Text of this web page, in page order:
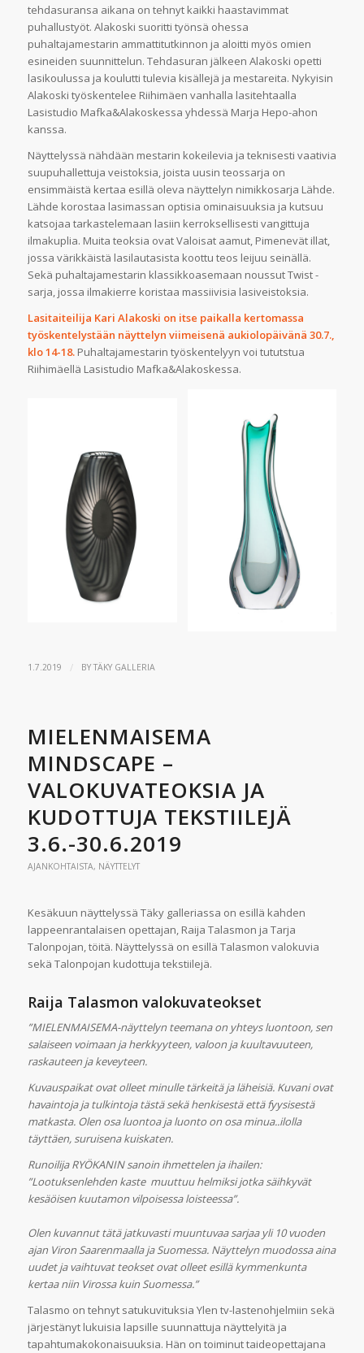
tehdasuransa aikana on tehnyt kaikki haastavimmat
puhallustyöt. Alakoski suoritti työnsä ohessa
puhaltajamestarin ammattitutkinnon ja aloitti myös omien
esineiden suunnittelun. Tehdasuran jälkeen Alakoski opetti
lasikoulussa ja koulutti tulevia kisällejä ja mestareita. Nykyisin
Alakoski työskentelee Riihimäen vanhalla lasitehtaalla
Lasistudio Mafka&Alakoskessa yhdessä Marja Hepo-ahon
kanssa.
Näyttelyssä nähdään mestarin kokeilevia ja teknisesti vaativia
suupuhallettuja veistoksia, joista uusin teossarja on
ensimmäistä kertaa esillä oleva näyttelyn nimikkosarja Lähde.
Lähde korostaa lasimassan optisia ominaisuuksia ja kutsuu
katsojaa tarkastelemaan lasiin kerroksellisesti vangittuja
ilmakuplia. Muita teoksia ovat Valoisat aamut, Pimenevät illat,
jossa värikkäistä lasilautasista koottu teos leijuu seinällä.
Sekä puhaltajamestarin klassikkoasemaan noussut Twist -
sarja, jossa ilmakierre koristaa massiivisia lasiveistoksia.
Lasitaiteilija Kari Alakoski on itse paikalla kertomassa
työskentelystään näyttelyn viimeisenä aukiolopäivänä 30.7.,
klo 14-18. Puhaltajamestarin työskentelyyn voi tututstua
Riihimäellä Lasistudio Mafka&Alakoskessa.
1.7.2019 / BYTÄKY GALLERIA
MIELENMAISEMA
MINDSCAPE –
VALOKUVATEOKSIA JA
KUDOTTUJA TEKSTIILEJÄ
3.6.-30.6.2019
AJANKOHTAISTA, NÄYTTELYT
Kesäkuun näyttelyssä Täky galleriassa on esillä kahden
lappeenrantalaisen opettajan, Raija Talasmon ja Tarja
Talonpojan, töitä. Näyttelyssä on esillä Talasmon valokuvia
sekä Talonpojan kudottuja tekstiilejä.
Raija Talasmon valokuvateokset
”MIELENMAISEMA-näyttelyn teemana on yhteys luontoon, sen
salaiseen voimaan ja herkkyyteen, valoon ja kuultavuuteen,
raskauteen ja keveyteen.
Kuvauspaikat ovat olleet minulle tärkeitä ja läheisiä. Kuvani ovat
havaintoja ja tulkintoja tästä sekä henkisestä että fyysisestä
matkasta. Olen osa luontoa ja luonto on osa minua..ilolla
täyttäen, suruisena kuiskaten.
Runoilija RYÖKANIN sanoin ihmettelen ja ihailen:
”Lootuksenlehden kaste muuttuu helmiksi jotka säihkyvät
kesäöisen kuutamon vilpoisessa loisteessa”.
Olen kuvannut tätä jatkuvasti muuntuvaa sarjaa yli 10 vuoden
ajan Viron Saarenmaalla ja Suomessa. Näyttelyn muodossa aina
uudet ja vaihtuvat teokset ovat olleet esillä kymmenkunta
kertaa niin Virossa kuin Suomessa.”
Talasmo on tehnyt satukuvituksia Ylen tv-lastenohjelmiin sekä
järjestänyt lukuisia lapsille suunnattuja näyttelyitä ja
tapahtumakokonaisuuksia. Hän on toiminut taideopettajana